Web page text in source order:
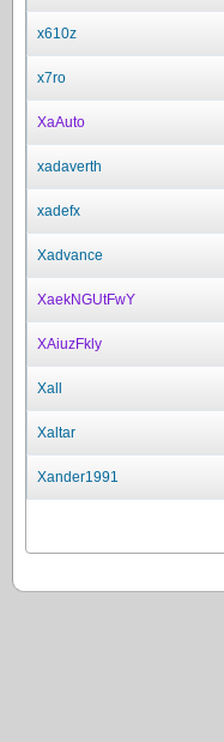
x610z
x7ro
XaAuto
xadaverth
xadefx
Xadvance
XaekNGUtFwY
XAiuzFkly
Xall
Xaltar
Xander1991